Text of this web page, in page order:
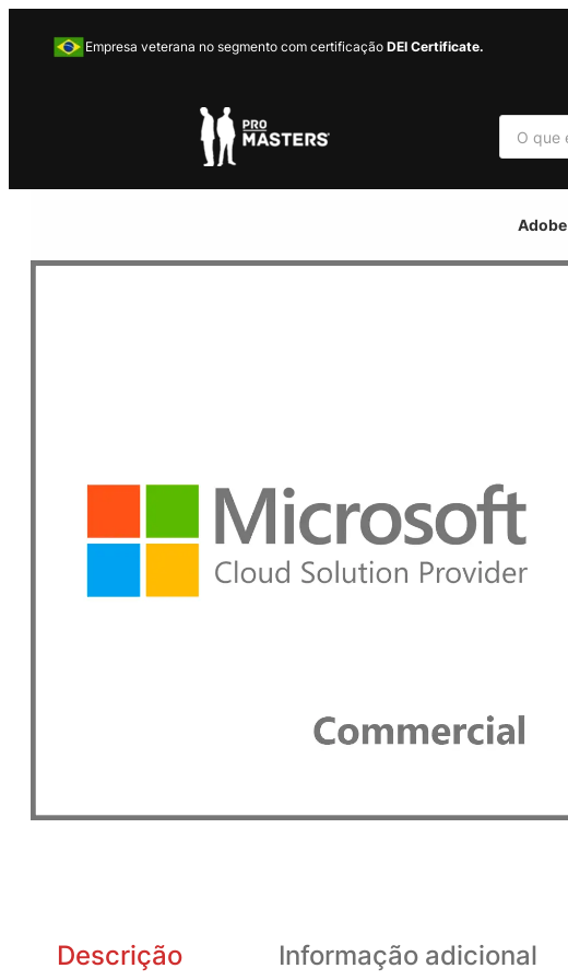
Empresa veterana no segmento com certificação DEI Certificate.
P
s
u
r
Adobe
Descrição Informação adicional